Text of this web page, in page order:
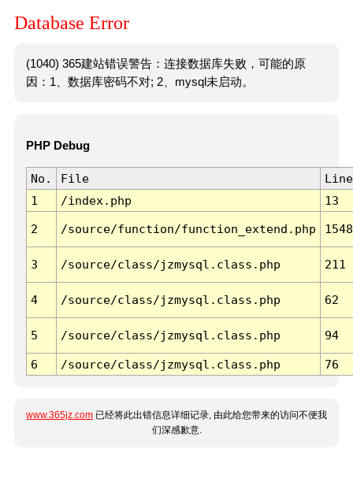
Database Error
(1040) 365建站错误警告：连接数据库失败，可能的原
因：1、数据库密码不对; 2、mysql未启动。
PHP Debug
No. File
Line
1
/index.php 13
2 /source/function/function_extend.php 1548
3 /source/class/jzmysql.class.php 211
4 /source/class/jzmysql.class.php 62
5 /source/class/jzmysql.class.php 94
6 /source/class/jzmysql.class.php 76
www.365jz.com 已经将此出错信息详细记录, 由此给您带来的访问不便我
们深感歉意.